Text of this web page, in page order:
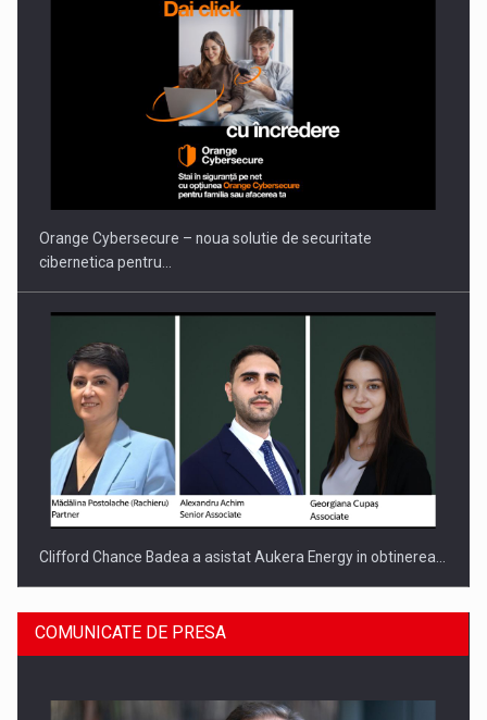
PUTTING ROMANIAN CORPORATE COMPANIES ON THE
INTERNATIONAL BUSINESS SCENE
Orange Cybersecure – noua solutie de securitate
cibernetica pentru…
Clifford Chance Badea a asistat Aukera Energy in obtinerea…
COMUNICATE DE PRESA